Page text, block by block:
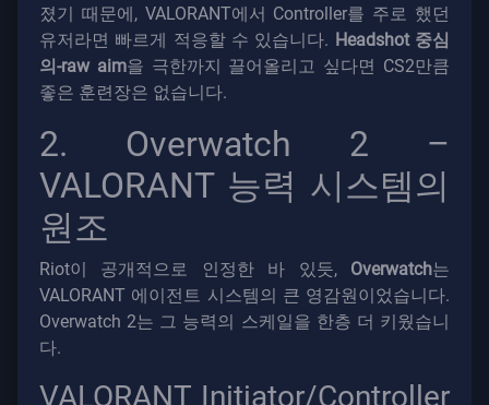
졌기 때문에, VALORANT에서 Controller를 주로 했던
유저라면 빠르게 적응할 수 있습니다. Headshot 중심
의-raw aim을 극한까지 끌어올리고 싶다면 CS2만큼
좋은 훈련장은 없습니다.
2. Overwatch 2 –
VALORANT 능력 시스템의
원조
Riot이 공개적으로 인정한 바 있듯, Overwatch는
VALORANT 에이전트 시스템의 큰 영감원이었습니다.
Overwatch 2는 그 능력의 스케일을 한층 더 키웠습니
다.
VALORANT Initiator/Controller